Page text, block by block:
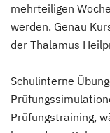
mehrteiligen
werden. Genau
der Thalamus
Schulinterne
Prüfungstraining,